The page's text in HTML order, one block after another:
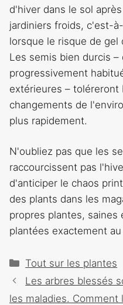
d'hiver dans le sol
jardiniers froids, c'est-
lorsque le risque de gel
Les semis bien durcis
progressivement
extérieures – toléreront
changements de
plus rapidement.
N'oubliez pas que les
raccourcissent pas
d'anticiper le chaos
des plants dans les
propres plantes,
plantées exactement
Catégories
Tout sur les plantes
Navigation
des
Les arbres blessés
les maladies.